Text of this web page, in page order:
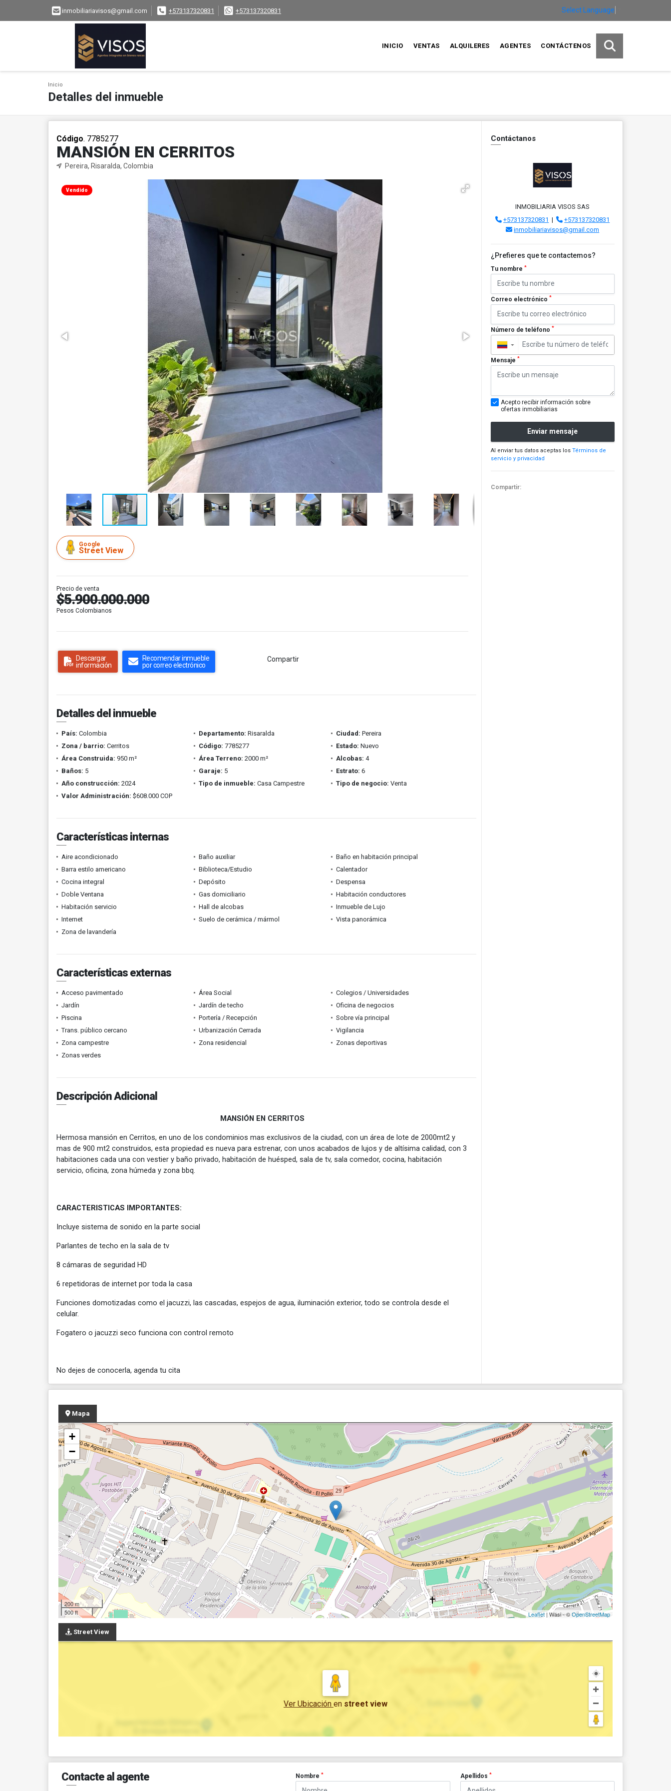
inmobiliariavisos@gmail.com +573137320831 +573137320831 Select Language
INICIO VENTAS ALQUILERES AGENTES CONTÁCTENOS
Inicio
Detalles del inmueble
Código. 7785277
MANSIÓN EN CERRITOS
Pereira, Risaralda, Colombia
Vendido
Google
Street View
Precio de venta
$5.900.000.000
Pesos Colombianos
Descargar
información
Recomendar inmueble
por correo electrónico
Compartir
Detalles del inmueble
País: Colombia Departamento: Risaralda Ciudad: Pereira
Zona / barrio: Cerritos Código: 7785277 Estado: Nuevo
Área Construida: 950 m² Área Terreno: 2000 m² Alcobas: 4
Baños: 5 Garaje: 5 Estrato: 6
Año construcción: 2024 Tipo de inmueble: Casa Campestre Tipo de negocio: Venta
Valor Administración: $608.000 COP
Características internas
Aire acondicionado Baño auxiliar
Baño en habitación principal
Barra estilo americano
Biblioteca/Estudio
Calentador
Cocina integral
Depósito
Despensa
Doble Ventana
Gas domiciliario
Habitación conductores
Habitación servicio
Hall de alcobas
Inmueble de Lujo
Internet
Suelo de cerámica / mármol
Vista panorámica
Zona de lavandería
Características externas
Acceso pavimentado Área Social
Colegios / Universidades
Jardín
Jardín de techo
Oficina de negocios
Piscina
Portería / Recepción
Sobre vía principal
Trans. público cercano
Urbanización Cerrada
Vigilancia
Zona campestre
Zona residencial
Zonas deportivas
Zonas verdes
Descripción Adicional
MANSIÓN EN CERRITOS
Hermosa mansión en Cerritos, en uno de los condominios mas exclusivos de la ciudad, con un área de lote de 2000mt2 y
mas de 900 mt2 construidos, esta propiedad es nueva para estrenar, con unos acabados de lujos y de altísima calidad, con 3
habitaciones cada una con vestier y baño privado, habitación de huésped, sala de tv, sala comedor, cocina, habitación
servicio, oficina, zona húmeda y zona bbq.
CARACTERISTICAS IMPORTANTES:
Incluye sistema de sonido en la parte social
Parlantes de techo en la sala de tv
8 cámaras de seguridad HD
6 repetidoras de internet por toda la casa
Funciones domotizadas como el jacuzzi, las cascadas, espejos de agua, iluminación exterior, todo se controla desde el
celular.
Fogatero o jacuzzi seco funciona con control remoto
No dejes de conocerla, agenda tu cita
Contáctanos
INMOBILIARIA VISOS SAS
+573137320831 |
+573137320831
inmobiliariavisos@gmail.com
¿Prefieres que te contactemos?
Tu nombre *
Correo electrónico *
Número de teléfono *
▼
Mensaje *
Acepto recibir información sobre
ofertas inmobiliarias
Enviar mensaje
Al enviar tus datos aceptas los Términos de
servicio y privacidad
Compartir:
Mapa
+
−
200 m
500 ft
Leaflet| Wasi - ©OpenStreetMap
Street View
Ver Ubicación en street view
Contacte al agente Nombre* Apellidos *